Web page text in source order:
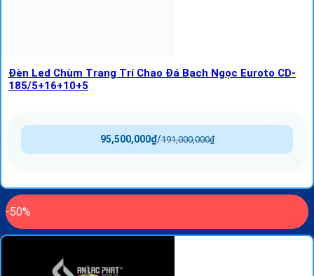
Đèn Led Chùm Trang Trí Chao Đá Bạch Ngọc Euroto CD-
185/5+16+10+5
191,000,000₫
/
95,500,000₫
-50%